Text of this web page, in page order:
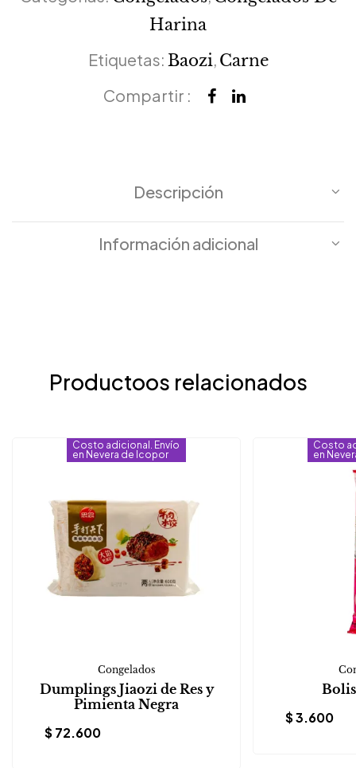
Harina
Etiquetas: Baozi Carne
Compartir :
Descripción
Información adicional
Productoos relacionados
Costo adicional. Envío
en Nevera de Icopor
Congelados
Dumplings Jiaozi de Res y
Pimienta Negra
$72.600
Costo
en
$3.600